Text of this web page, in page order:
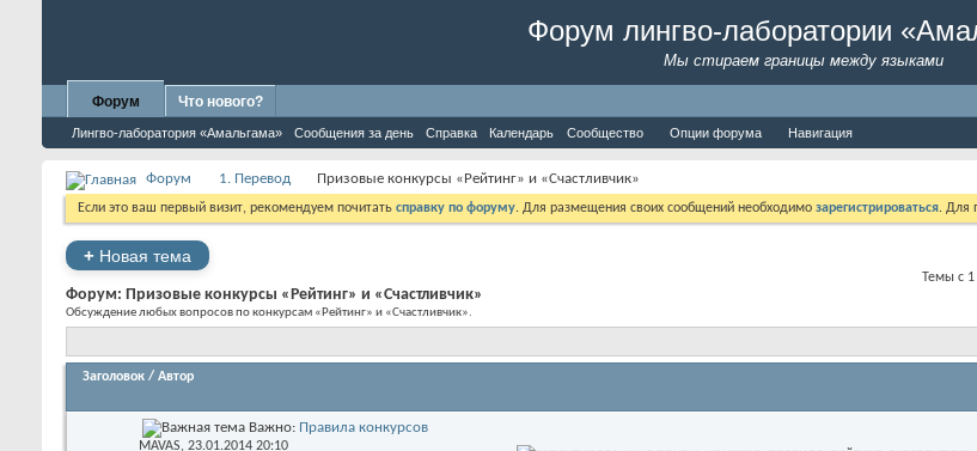
Форум лингво-лаборатории
Мы стираем границы между языками
Форум
Лингво-лаборатория «Амальгама» Сообщения за день Справка Календарь Сообщество Опции форума Навигация
Что нового?
Форум 1. Перевод Призовые конкурсы «Рейтинг» и «Счастливчик»
Если это ваш первый визит, рекомендуем почитать справку по форуму. Для размещения своих сообщений необходимо зарегистрироваться. Для
+ Новая тема
Темы с 1
Форум: Призовые конкурсы «Рейтинг» и «Счастливчик»
Обсуждение любых вопросов по конкурсам «Рейтинг» и «Счастливчик».
Заголовок / Автор
Важно: Правила конкурсов
MAVAS, 23.01.2014 20:10